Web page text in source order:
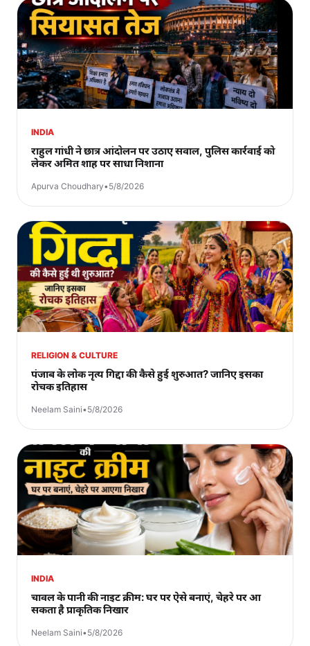
INDIA
राहुल गांधी ने छात्र आंदोलन पर उठाए सवाल, पुलिस कार्रवाई को
लेकर अमित शाह पर साधा निशाना
Apurva Choudhary•5/8/2026
RELIGION & CULTURE
पंजाब के लोक नृत्य गिद्दा की कैसे हुई शुरुआत? जानिए इसका
रोचक इतिहास
Neelam Saini•5/8/2026
INDIA
चावल के पानी की नाइट क्रीम: घर पर ऐसे बनाएं, चेहरे पर आ
सकता है प्राकृतिक निखार
Neelam Saini•5/8/2026